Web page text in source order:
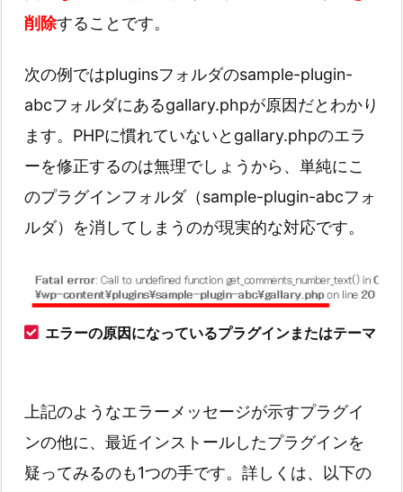
削除することです。
次の例ではpluginsフォルダのsample-plugin-
abcフォルダにあるgallary.phpが原因だとわかり
ます。PHPに慣れていないとgallary.phpのエラ
ーを修正するのは無理でしょうから、単純にこ
のプラグインフォルダ（sample-plugin-abcフォ
ルダ）を消してしまうのが現実的な対応です。
エラーの原因になっているプラグインまたはテーマ
上記のようなエラーメッセージが示すプラグイ
ンの他に、最近インストールしたプラグインを
疑ってみるのも1つの手です。詳しくは、以下の